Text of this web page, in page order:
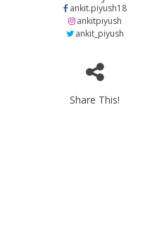
ankit.piyush18
ankitpiyush
ankit_piyush
Share This!